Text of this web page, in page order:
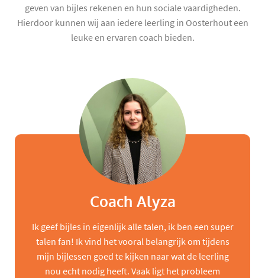
geven van bijles rekenen en hun sociale vaardigheden.
Hierdoor kunnen wij aan iedere leerling in Oosterhout een
leuke en ervaren coach bieden.
Coach Alyza
Ik geef bijles in eigenlijk alle talen, ik ben een super
talen fan! Ik vind het vooral belangrijk om tijdens
mijn bijlessen goed te kijken naar wat de leerling
nou echt nodig heeft. Vaak ligt het probleem